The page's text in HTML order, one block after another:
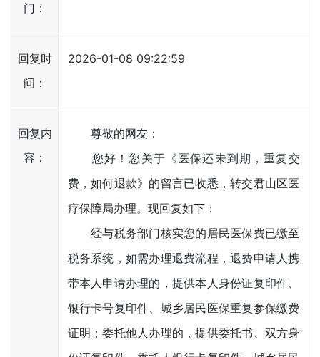
门：
回复时
间：
2026-01-08 09:22:59
回复内
容：
尊敬的网友：
您好！您关于《医保还未到期，重复交
费，如何退款》的留言已收悉，转交君山区医
疗保障局办理。现回复如下：
经与税务部门核实您的居民医保费已缴至
税务系统，如需办理退费流程，退费申请人携
带本人申请办理的，提供本人身份证复印件、
银行卡号复印件、城乡居民医保重复参保缴费
证明；委托他人办理的，提供委托书、双方身